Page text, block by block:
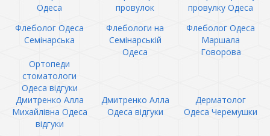
Одеса
провулок
провулку Одеса
Флеболог Одеса
Семінарська
Флебологи на
Семінарській
Одеса
Флеболог Одеса
Маршала
Говорова
Ортопеди
стоматологи
Одеса відгуки
Дмитренко Алла
Михайлівна Одеса
відгуки
Дмитренко Алла
Одеса відгуки
Дерматолог
Одеса Черемушки